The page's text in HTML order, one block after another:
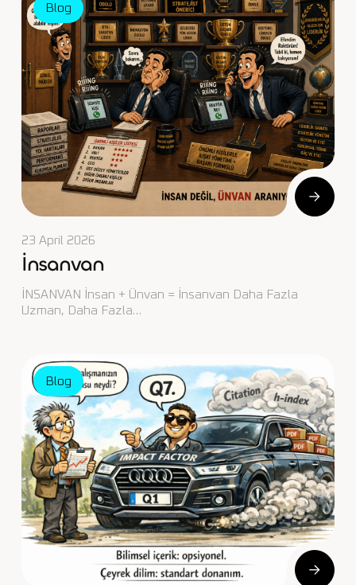
Blog
23 April 2026
İnsanvan
İNSANVAN İnsan + Ünvan = İnsanvan Daha Fazla
Uzman, Daha Fazla…
Blog